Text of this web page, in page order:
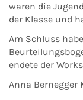
waren die
der Klasse und
Am Schluss
endete der
Anna Bernegger